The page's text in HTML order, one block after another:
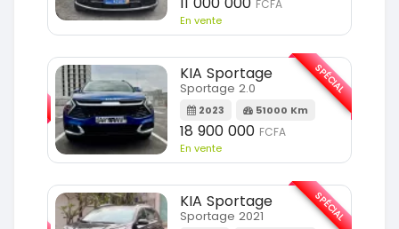
FCFA
En vente
KIA Sportage
Sportage 2.0
2023 51000 Km
18 900 000 FCFA
En vente
SPÉCIAL
KIA Sportage
Sportage 2021 SPÉCIAL